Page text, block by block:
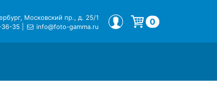
Московский пр., д. 25/1
36-35
info@foto-gamma.ru
МОЙ ПРОФИЛЬ 0